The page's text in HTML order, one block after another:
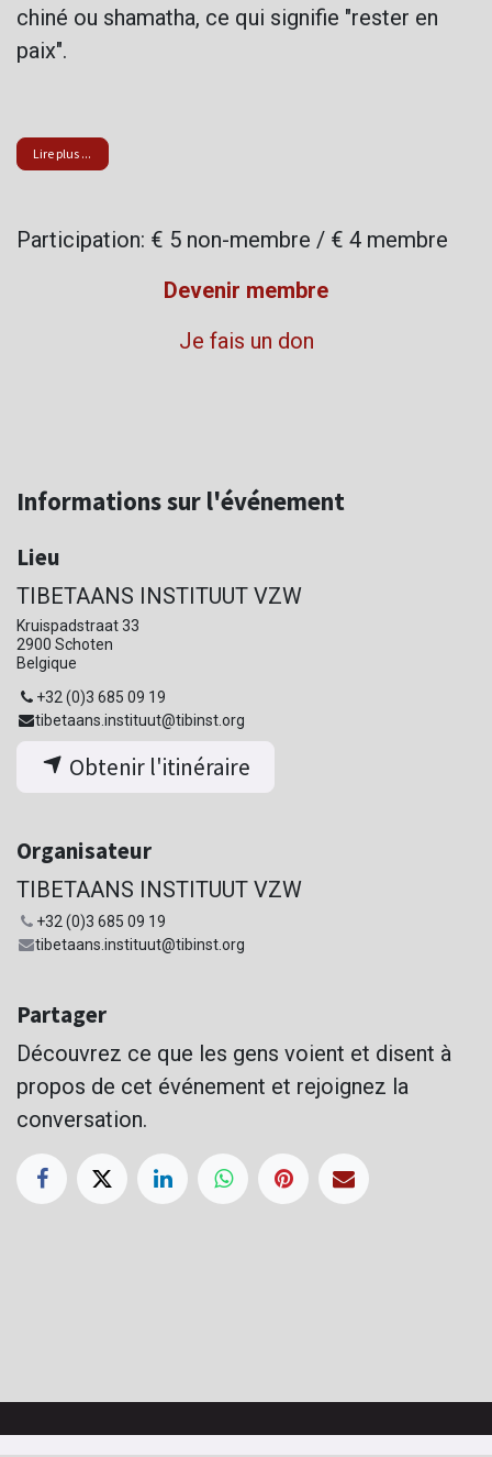
chiné ou shamatha, ce qui signifie "rester en
paix".
Lire plus ...
Participation: € 5 non-membre / € 4 membre
Devenir membre
Je fais un don
Informations sur l'événement
Lieu
TIBETAANS INSTITUUT VZW
Kruispadstraat 33
2900 Schoten
Belgique
+32 (0)3 685 09 19
tibetaans.instituut@tibinst.org
Obtenir l'itinéraire
Organisateur
TIBETAANS INSTITUUT VZW
+32 (0)3 685 09 19
tibetaans.instituut@tibinst.org
Partager
Découvrez ce que les gens voient et disent à
propos de cet événement et rejoignez la
conversation.